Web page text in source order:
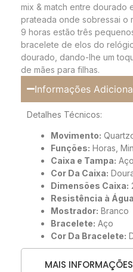
mix & match entre dourado
prateada onde sobressai o
9 horas estão três
bracelete de elos do
dourado, dando-lhe um
de mães para filhas.
Informações
Detalhes Técnicos:
Movimento:
Funções: Horas,
Caixa e Tampa: Aço
Cor Da Caixa:
Dimensões Caixa:
Resistência à
Mostrador: Branco
Bracelete: Aço
Cor Da Bracelete:
MAIS INFORMAÇÕES